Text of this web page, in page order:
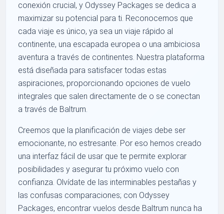
conexión crucial, y Odyssey Packages se dedica a
maximizar su potencial para ti. Reconocemos que
cada viaje es único, ya sea un viaje rápido al
continente, una escapada europea o una ambiciosa
aventura a través de continentes. Nuestra plataforma
está diseñada para satisfacer todas estas
aspiraciones, proporcionando opciones de vuelo
integrales que salen directamente de o se conectan
a través de Baltrum.
Creemos que la planificación de viajes debe ser
emocionante, no estresante. Por eso hemos creado
una interfaz fácil de usar que te permite explorar
posibilidades y asegurar tu próximo vuelo con
confianza. Olvídate de las interminables pestañas y
las confusas comparaciones; con Odyssey
Packages, encontrar vuelos desde Baltrum nunca ha